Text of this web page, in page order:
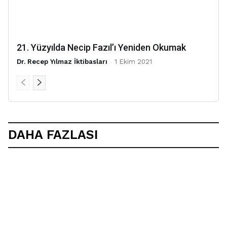
21. Yüzyılda Necip Fazıl’ı Yeniden Okumak
Dr. Recep Yılmaz İktibasları - 1 Ekim 2021
DAHA FAZLASI